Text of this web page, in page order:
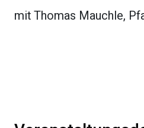
mit Thomas Mauchle,